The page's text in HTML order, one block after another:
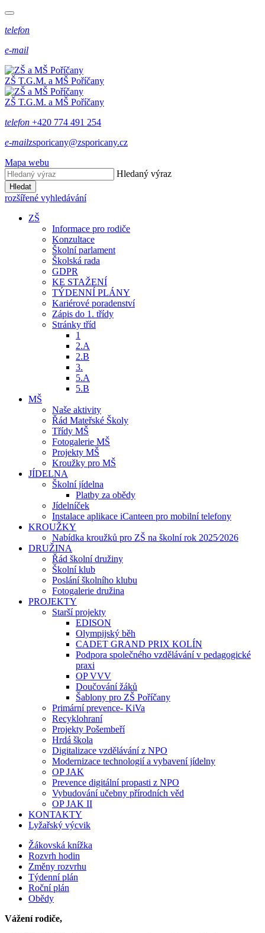
telefon
e-mail
ZŠ T.G.M. a MŠ Poříčany
ZŠ T.G.M. a MŠ Poříčany
telefon +420 774 491 254
e-mailzsporicany@zsporicany.cz
Mapa webu
Hledaný výraz
Hledat
rozšířené vyhledávání
ZŠ
Informace pro rodiče
Konzultace
Školní parlament
Školská rada
GDPR
KE STAŽENÍ
TÝDENNÍ PLÁNY
Kariérové poradenství
Zápis do 1. třídy
Stránky tříd
1
2.A
2.B
3.
5.A
5.B
MŠ
Naše aktivity
Řád Mateřské Školy
Třídy MŠ
Fotogalerie MŠ
Projekty MŠ
Kroužky pro MŠ
JÍDELNA
Školní jídelna
Platby za obědy
Jídelníček
Instalace aplikace iCanteen pro mobilní telefony
KROUŽKY
Nabídka kroužků pro ZŠ na školní rok 2025⁄2026
DRUŽINA
Řád školní družiny
Školní klub
Poslání školního klubu
Fotogalerie družina
PROJEKTY
Starší projekty
EDISON
Olympijský běh
CADET GRAND PRIX KOLÍN
Podpora společného vzdělávání v pedagogické
praxi
OP VVV
Doučování žáků
Šablony pro ZŠ Poříčany
Primární prevence- KiVa
Recyklohraní
Projekty Pošembeří
Hrdá škola
Digitalizace vzdělávání z NPO
Modernizace technologií a vybavení jídelny
OP JAK
Prevence digitální propasti z NPO
Vybudování učebny přírodních věd
OP JAK II
KONTAKTY
Lyžařský výcvik
Žákovská knížka
Rozvrh hodin
Změny rozvrhu
Týdenní plán
Roční plán
Obědy
Vážení rodiče,